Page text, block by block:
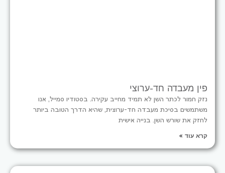
פין מעבדה חד-ערוצי
נזק חמור לכתר השן לא תמיד מחייב עקירה. בסטודיו סמייל, אנו
משתמשים בסיכת מעבדה חד-ערוצית, שהיא הדרך הטובה ביותר
לחזק את שורש השן. בנייה אישית
קרא עוד »